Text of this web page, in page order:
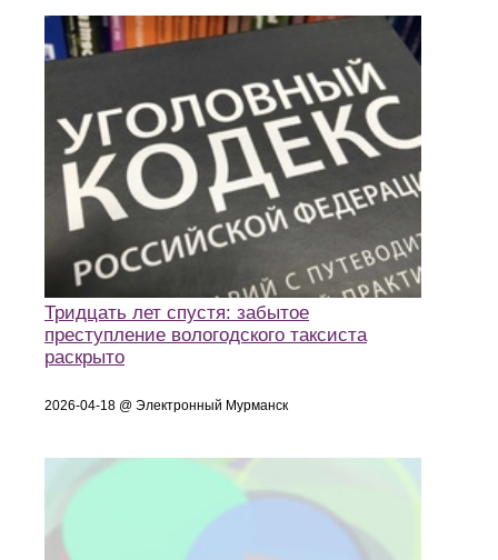
Тридцать лет спустя: забытое
преступление вологодского таксиста
раскрыто
2026-04-18 @ Электронный Мурманск